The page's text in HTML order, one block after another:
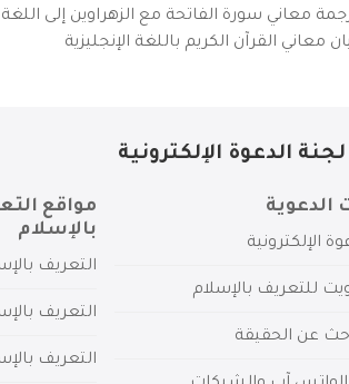
معاني سورة الفاتحة مع الزهراوين إلى اللغة
معاني القرآن الكريم باللغة الإنجليزية
الدعوة الإلكترونية
الدعوية
الإلكترونية
للتعريف بالإسلام
عن الحقيقة
مواقع
بالإسلام
التعريف
التعريف
التعريف